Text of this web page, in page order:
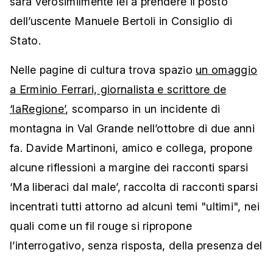
dell’uscente Manuele Bertoli in Consiglio di
Stato.
Nelle pagine di cultura trova spazio un omaggio
a Erminio Ferrari, giornalista e scrittore de
‘laRegione’, scomparso in un incidente di
montagna in Val Grande nell’ottobre di due anni
fa. Davide Martinoni, amico e collega, propone
alcune riflessioni a margine dei racconti sparsi
‘Ma liberaci dal male’, raccolta di racconti sparsi
incentrati tutti attorno ad alcuni temi "ultimi", nei
quali come un fil rouge si ripropone
l’interrogativo, senza risposta, della presenza del